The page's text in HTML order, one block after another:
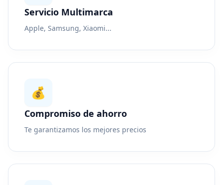
Servicio Multimarca
Apple, Samsung, Xiaomi...
💰
Compromiso de ahorro
Te garantizamos los mejores precios